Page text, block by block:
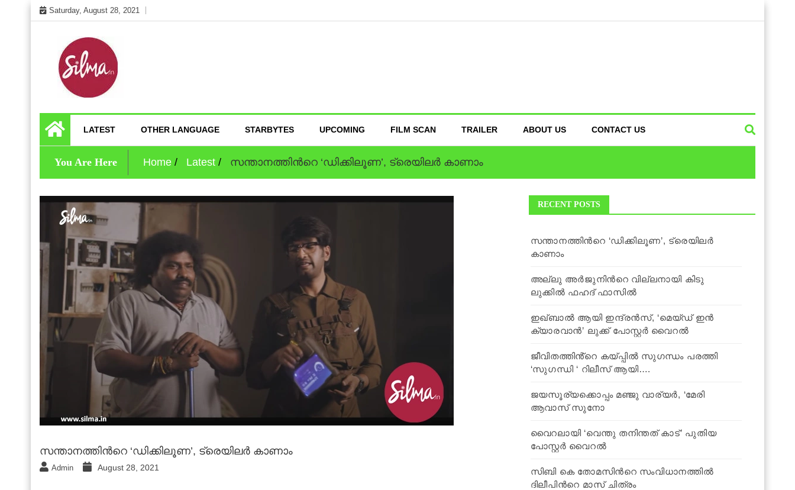
Skip
to
Saturday, August 28, 2021
Silma.in
LATEST OTHER LANGUAGE STARBYTES UPCOMING FILM SCAN TRAILER ABOUT US CONTACT US
You Are Here Home Latest സന്താനത്തിന്‍റെ ‘ഡിക്കിലൂണ’, ട്രെയിലര്‍ കാണാം
സന്താനത്തിന്‍റെ ‘ഡിക്കിലൂണ’, ട്രെയിലര്‍ കാണാം
Admin August 28, 2021
RECENT POSTS
സന്താനത്തിന്‍റെ ‘ഡിക്കിലൂണ’, ട്രെയിലര്‍
കാണാം
അല്ലു അര്‍ജുനിന്‍റെ വില്ലനായി കിടു
ലുക്കില്‍ ഫഹദ് ഫാസില്‍
ഇഖ്ബാല്‍ ആയി ഇന്ദ്രന്‍സ്, ‘മെയ്ഡ് ഇൻ
ക്യാരവാൻ’ ലുക്ക് പോസ്റ്റര്‍ വൈറല്‍
ജീവിതത്തിൻ്റെ കയ്പ്പിൽ സുഗന്ധം പരത്തി
‘സുഗന്ധി ‘ റിലീസ് ആയി….
ജയസൂര്യക്കൊപ്പം മഞ്ജു വാര്യര്‍, ‘മേരി
ആവാസ് സുനോ
വൈറലായി ‘വെന്തു തനിന്തത് കാട്’ പുതിയ
പോസ്റ്റര്‍ വൈറല്‍
സിബി കെ തോമസിന്‍റെ സംവിധാനത്തില്‍
ദിലീപിന്‍റെ മാസ് ചിത്രം